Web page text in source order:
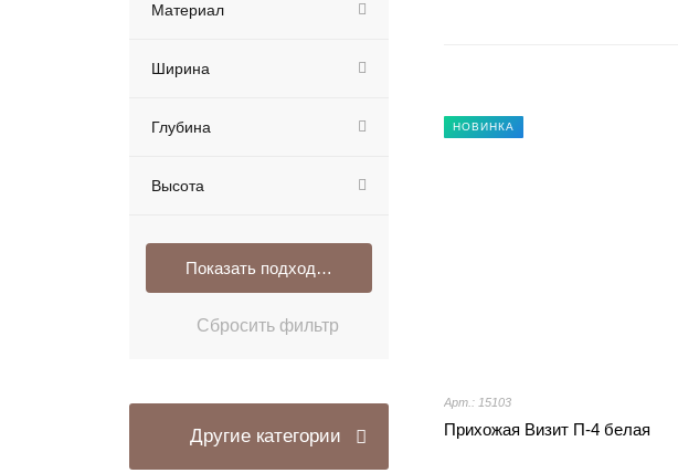
Материал
Ширина
Глубина
Высота
Другие категории
НОВИНКА
Арт.: 15103
Прихожая Визит П-4 белая